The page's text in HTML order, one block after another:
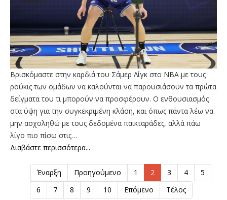
Βρισκόμαστε στην καρδιά του Σάμερ Λίγκ στο ΝΒΑ με τους
ρούκις των ομάδων να καλούνται να παρουσιάσουν τα πρώτα
δείγματα του τι μπορούν να προσφέρουν. Ο ενθουσιασμός
στα ύψη για την συγκεκριμένη κλάση, και όπως πάντα λέω να
μην ασχοληθώ με τους δεδομένα παικταράδες, αλλά πάω
λίγο πιο πίσω στις…
Διαβάστε περισσότερα...
Έναρξη Προηγούμενο 1 2 3 4
5
6
7 8 9 10 Επόμενο Τέλος